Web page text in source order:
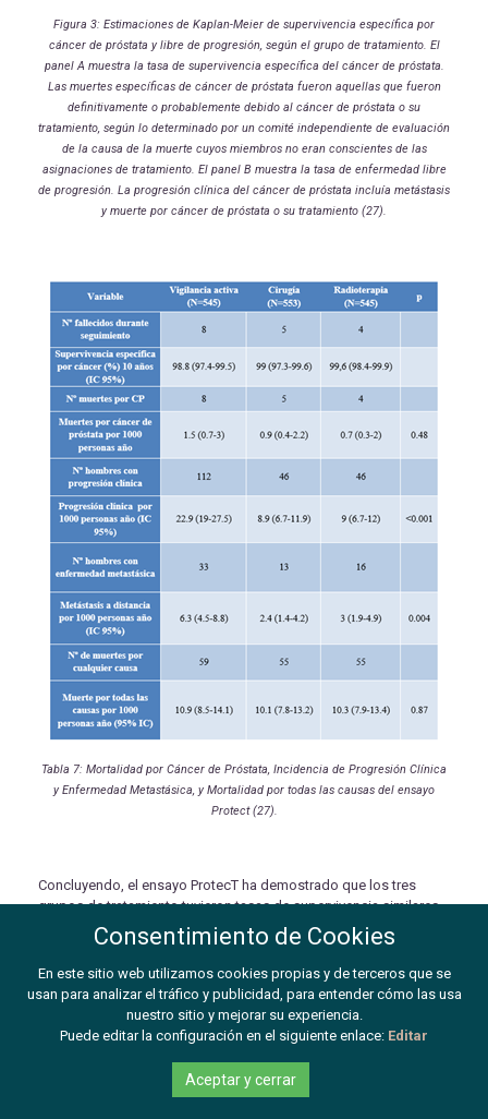
Figura 3: Estimaciones de Kaplan-Meier de supervivencia específica por
cáncer de próstata y libre de progresión, según el grupo de tratamiento. El
panel A muestra la tasa de supervivencia específica del cáncer de próstata.
Las muertes específicas de cáncer de próstata fueron aquellas que fueron
definitivamente o probablemente debido al cáncer de próstata o su
tratamiento, según lo determinado por un comité independiente de evaluación
de la causa de la muerte cuyos miembros no eran conscientes de las
asignaciones de tratamiento. El panel B muestra la tasa de enfermedad libre
de progresión. La progresión clínica del cáncer de próstata incluía metástasis
y muerte por cáncer de próstata o su tratamiento (27).
Tabla 7: Mortalidad por Cáncer de Próstata, Incidencia de Progresión Clínica
y Enfermedad Metastásica, y Mortalidad por todas las causas del ensayo
Protect (27).
Concluyendo, el ensayo ProtecT ha demostrado que los tres
grupos de tratamiento tuvieron tasas de supervivencia similares,
muy altas después del tratamiento, pero se observaron mayores
tasas de metástasis y progresión de la enfermedad en el grupo
de vigilancia activa que en los dos grupos de tratamiento radical.
En este contexto, entender los efectos de los tratamientos y
cómo los tratamientos afectan en la calidad de vida de los
hombres se convierte en crucial para la toma de decisiones.
Consentimiento de Cookies
En este sitio web utilizamos cookies propias y de terceros que se
usan para analizar el tráfico y publicidad, para entender cómo las usa
nuestro sitio y mejorar su experiencia.
Puede editar la configuración en el siguiente enlace: Editar
Aceptar y cerrar